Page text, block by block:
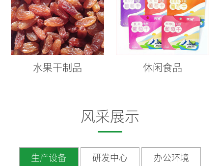
水果干制品 休闲食品
风采展示
生产设备 研发中心 办公环境